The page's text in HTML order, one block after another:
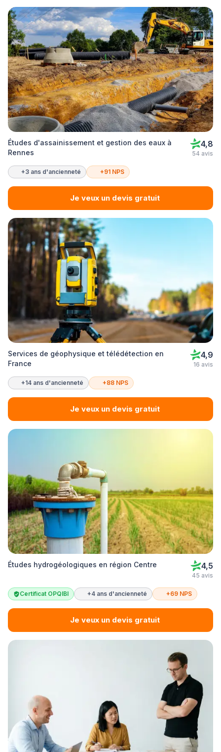
Études d'assainissement et gestion des eaux à
Rennes
4,8
54 avis
+3 ans d'ancienneté +91 NPS
Je veux un devis gratuit
Services de géophysique et télédétection en
France
4,9
16 avis
+14 ans d'ancienneté +88 NPS
Je veux un devis gratuit
Études hydrogéologiques en région Centre 4,5
45 avis
Certificat OPQIBI +4 ans d'ancienneté +69 NPS
Je veux un devis gratuit